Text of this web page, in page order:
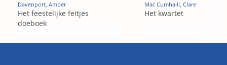
Davenport, Amber
Het feestelijke feitjes
doeboek
Mac Cumhaill, Clare
Het kwartet